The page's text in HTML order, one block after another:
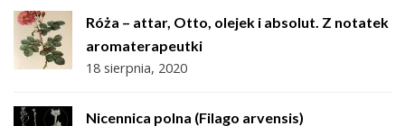
Róża – attar, Otto, olejek i absolut. Z notatek
aromaterapeutki
18 sierpnia, 2020
Nicennica polna (Filago arvensis)